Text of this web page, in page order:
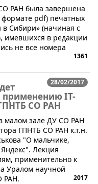
РАН была завершена
pdf) печатных
в Сибири» (начиная с
имевшихся в редакции
не все номера
1361
28/02/2017
применению IT-
СО РАН
малом зале ДУ СО РАН
ГПНТБ СО РАН к.т.н.
"О мальчике,
Лекция
применительно к
Уралом научной
РАН.
2017